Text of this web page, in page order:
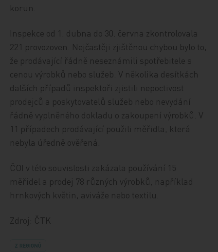
korun.
Inspekce od 1. dubna do 30. června zkontrolovala
221 provozoven. Nejčastěji zjištěnou chybou bylo to,
že prodávající řádně neseznámili spotřebitele s
cenou výrobků nebo služeb. V několika desítkách
dalších případů inspektoři zjistili nepoctivost
prodejců a poskytovatelů služeb nebo nevydání
řádně vyplněného dokladu o zakoupení výrobků. V
11 případech prodávající použili měřidla, která
nebyla úředně ověřená.
ČOI v této souvislosti zakázala používání 15
měřidel a prodej 78 různých výrobků, například
hrnkových květin, aviváže nebo textilu.
Zdroj: ČTK
Z REGIONŮ